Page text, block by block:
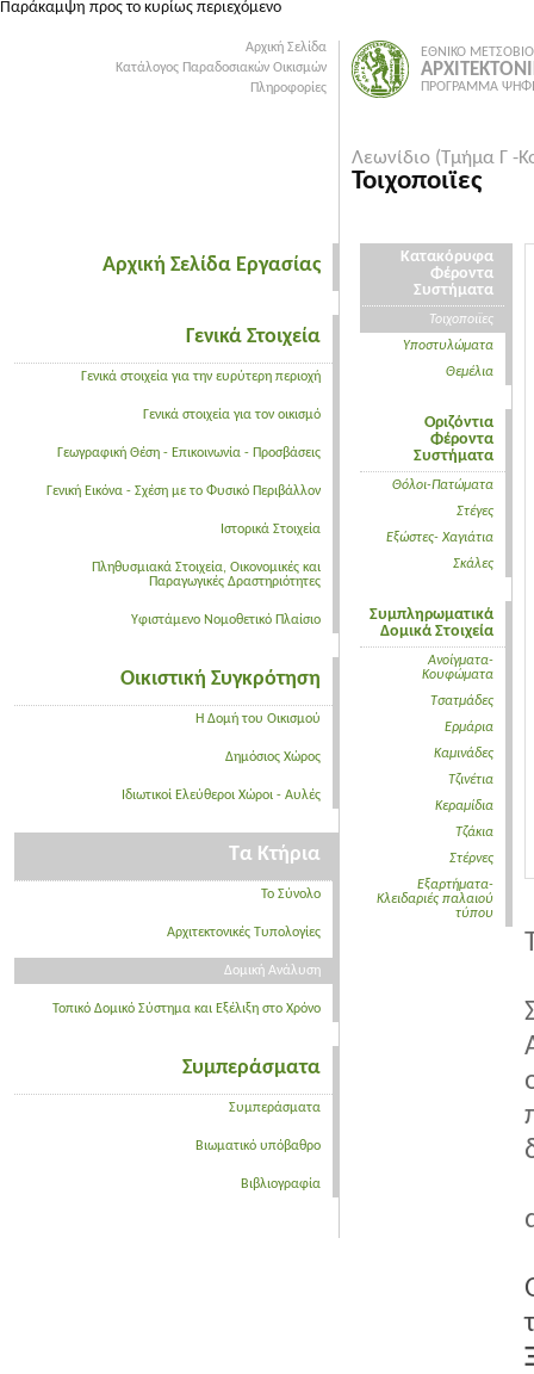
Παράκαμψη προς το κυρίως περιεχόμενο
Αρχική Σελίδα
Κατάλογος Παραδοσιακών Οικισμών
Πληροφορίες
Αρχική Σελίδα Εργασίας
Γενικά Στοιχεία
Γενικά στοιχεία για την ευρύτερη περιοχή
Γενικά στοιχεία για τον οικισμό
Γεωγραφική Θέση - Επικοινωνία - Προσβάσεις
Γενική Εικόνα - Σχέση με το Φυσικό Περιβάλλον
Ιστορικά Στοιχεία
Πληθυσμιακά Στοιχεία, Οικονομικές και
Παραγωγικές Δραστηριότητες
Υφιστάμενο Νομοθετικό Πλαίσιο
Οικιστική Συγκρότηση
Η Δομή του Οικισμού
Δημόσιος Χώρος
Ιδιωτικοί Ελεύθεροι Χώροι - Αυλές
Τα Κτήρια
Το Σύνολο
Αρχιτεκτονικές Τυπολογίες
Δομική Ανάλυση
Τοπικό Δομικό Σύστημα και Εξέλιξη στο Χρόνο
Συμπεράσματα
Συμπεράσματα
Βιωματικό υπόβαθρο
Βιβλιογραφία
ΕΘΝΙΚΟ
ΠΡΟΓΡΑΜΜΑ
Λεωνίδιο (Τμήμα Γ -
Τοιχοποιϊες
Κατακόρυφα
Φέροντα
Συστήματα
Τοιχοποιϊες
Υποστυλώματα
Θεμέλια
Οριζόντια
Φέροντα
Συστήματα
Θόλοι-Πατώματα
Στέγες
Εξώστες- Χαγιάτια
Σκάλες
Συμπληρωματικά
Δομικά Στοιχεία
Ανοίγματα-
Κουφώματα
Τσατμάδες
Ερμάρια
Καμινάδες
Τζινέτια
Κεραμίδια
Τζάκια
Στέρνες
Εξαρτήματα-
Κλειδαριές παλαιού
τύπου